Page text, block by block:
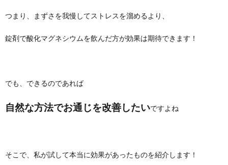
つまり、まずさを我慢してストレスを溜めるより、
錠剤で酸化マグネシウムを飲んだ方が効果は期待できます！
でも、できるのであれば
自然な方法でお通じを改善したいですよね
そこで、私が試して本当に効果があったものを紹介します！